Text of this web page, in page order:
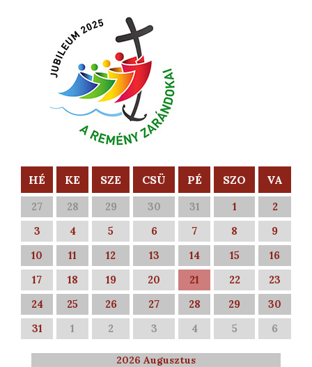
HÉ KE SZE CSÜ PÉ SZO VA
27 28 29 30 31 1
2
3
4 5 6 7 8
9
10
11 12 13 14 15
16
17
18 19 20 21 22
23
24
25 26 27 28 29
30
31
1 2 3 4 5 6
2026 Augusztus